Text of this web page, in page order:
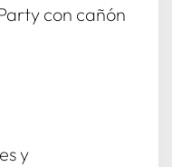
con cañón
y